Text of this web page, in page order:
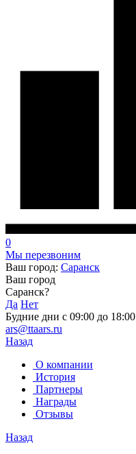
0
Мы перезвоним
Ваш город: Саранск
Ваш город
Саранск?
Да Нет
Будние дни с 09:00 до 18:00
ars@ttaars.ru
Назад
О компании
История
Партнеры
Награды
Отзывы
Назад